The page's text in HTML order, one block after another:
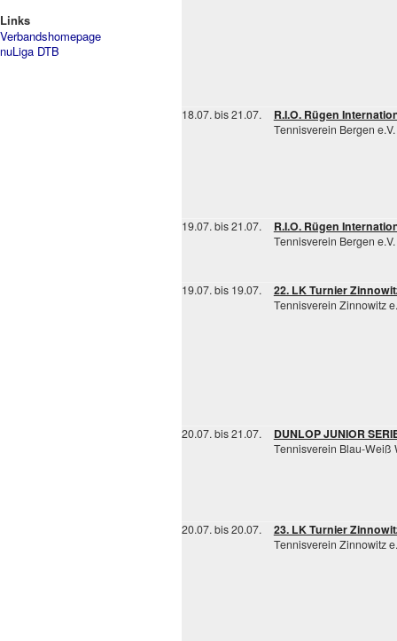
Links
Verbandshomepage
nuLiga DTB
18.07. bis 21.07.
R.I.O. Rügen
Tennisverein Bergen e.V.
19.07. bis 21.07.
R.I.O. Rügen
Tennisverein Bergen e.V.
19.07. bis 19.07.
22. LK Turnier
Tennisverein Zinnowitz
20.07. bis 21.07.
DUNLOP JUNIOR
Tennisverein Blau-Weiß
20.07. bis 20.07.
23. LK Turnier
Tennisverein Zinnowitz